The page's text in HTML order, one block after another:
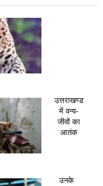
उत्तराखण्ड
में वन्य-
जीवों का
आतंक
उनके